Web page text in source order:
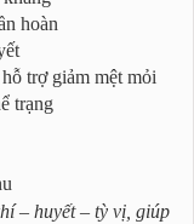
hoàn
trợ giảm mệt mỏi
trạng
– huyết – tỳ vị, giúp